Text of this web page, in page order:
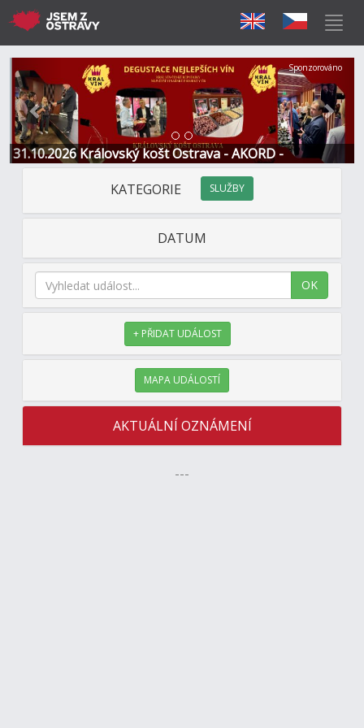
31.10.2026 Královský košt Ostrava - AKORD -
Restaurace a Hotel
Předchozí Další
Sponzorováno
KATEGORIE SLUŽBY
DATUM
OK
+ PŘIDAT UDÁLOST
MAPA UDÁLOSTÍ
AKTUÁLNÍ OZNÁMENÍ
---